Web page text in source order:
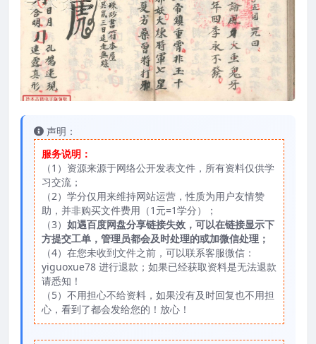
声明：
服务说明：
（1）资源来源于网络公开发表文件，所有资料仅供学
习交流；
（2）学分仅用来维持网站运营，性质为用户友情赞
助，并非购买文件费用（1元=1学分）；
（3） 如遇百度网盘分享链接失效，可以在链接显示下
方提交工单，管理员都会及时处理的或加微信处理；
（4）在您未收到文件之前，可以联系客服微信：
yiguoxue78 进行退款；如果已经获取资料是无法退款
请悉知！
（5）不用担心不给资料，如果没有及时回复也不用担
心，看到了都会发给您的！放心！